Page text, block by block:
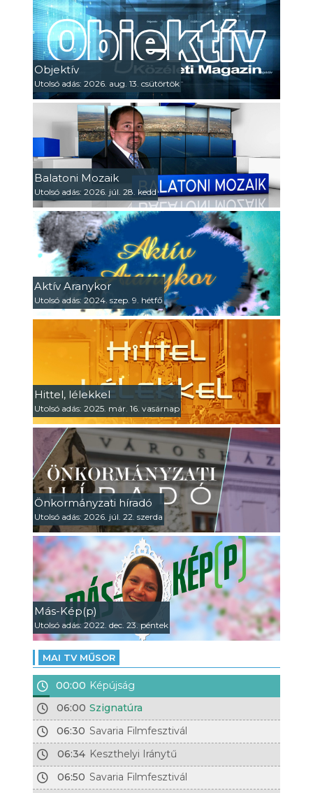
Objektív
Utolsó adás: 2026. aug. 13. csütörtök
Balatoni Mozaik
Utolsó adás: 2026. júl. 28. kedd
Aktív Aranykor
Utolsó adás: 2024. szep. 9. hétfő
Hittel, lélekkel
Utolsó adás: 2025. már. 16. vasárnap
Önkormányzati híradó
Utolsó adás: 2026. júl. 22. szerda
Más-Kép(p)
Utolsó adás: 2022. dec. 23. péntek
MAI TV MŰSOR
00:00 Képújság
06:00 Szignatúra
06:30 Savaria Filmfesztivál
06:34 Keszthelyi Iránytű
06:50 Savaria Filmfesztivál